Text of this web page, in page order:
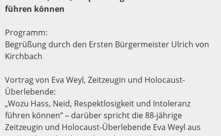
führen können
Programm:
Begrüßung durch den Ersten Bürgermeister Ulrich von
Kirchbach
Vortrag von Eva Weyl, Zeitzeugin und Holocaust-
Überlebende:
„Wozu Hass, Neid, Respektlosigkeit und Intoleranz
führen können“ – darüber spricht die 88-jährige
Zeitzeugin und Holocaust-Überlebende Eva Weyl aus